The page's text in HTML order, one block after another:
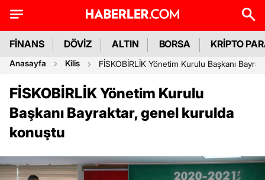
FİNANS DÖVİZ ALTIN BORSA KRİPTO
Anasayfa Kilis FİSKOBİRLİK Yönetim Kurulu Başkanı
FİSKOBİRLİK Yönetim Kurulu
Başkanı Bayraktar, genel kurulda
konuştu